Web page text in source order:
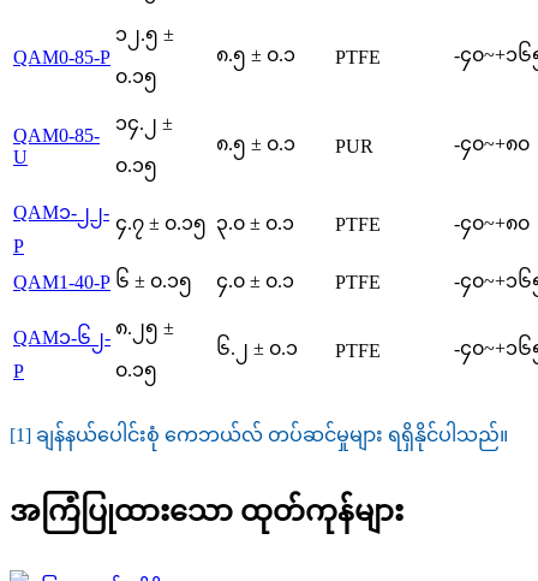
QAM0-85-P
၁၂.၅ ±
၀.၁၅
၈.၅ ± ၀.၁ PTFE -၄၀~+၁၆
QAM0-85-
U
၁၄.၂ ±
၀.၁၅
၈.၅ ± ၀.၁ PUR -၄၀~+၈၀
QAM၁-၂၂-
P
၄.၇ ± ၀.၁၅ ၃.၀ ± ၀.၁ PTFE -၄၀~+၈၀
QAM1-40-P ၆ ± ၀.၁၅ ၄.၀ ± ၀.၁ PTFE -၄၀~+၁၆
QAM၁-၆၂-
P
၈.၂၅ ±
၀.၁၅
၆.၂ ± ၀.၁ PTFE -၄၀~+၁၆
[1] ချန်နယ်ပေါင်းစုံ ကေဘယ်လ် တပ်ဆင်မှုများ ရရှိနိုင်ပါသည်။
အကြံပြုထားသော ထုတ်ကုန်များ